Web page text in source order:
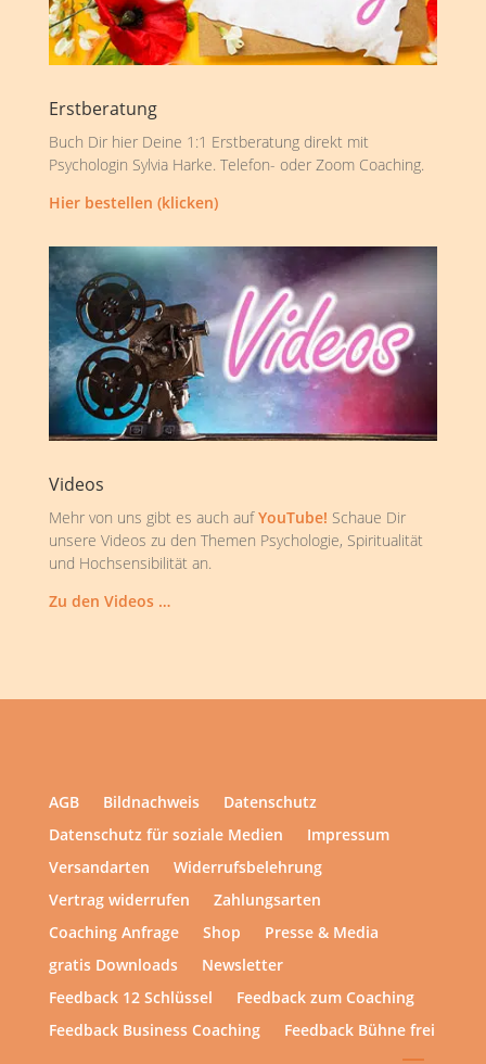
Erstberatung
Buch Dir hier Deine 1:1 Erstberatung direkt mit
Psychologin Sylvia Harke. Telefon- oder Zoom Coaching.
Hier bestellen (klicken)
Videos
Mehr von uns gibt es auch aufYouTube! Schaue Dir
unsere Videos zu den Themen Psychologie, Spiritualität
und Hochsensibilität an.
Zu den Videos …
AGB Bildnachweis
Datenschutz
Datenschutz für soziale Medien
Impressum
Versandarten
Widerrufsbelehrung
Vertrag widerrufen
Zahlungsarten
Coaching Anfrage
Shop
Presse & Media
gratis Downloads
Newsletter
Feedback 12 Schlüssel
Feedback zum Coaching
Feedback Business Coaching
Feedback Bühne frei